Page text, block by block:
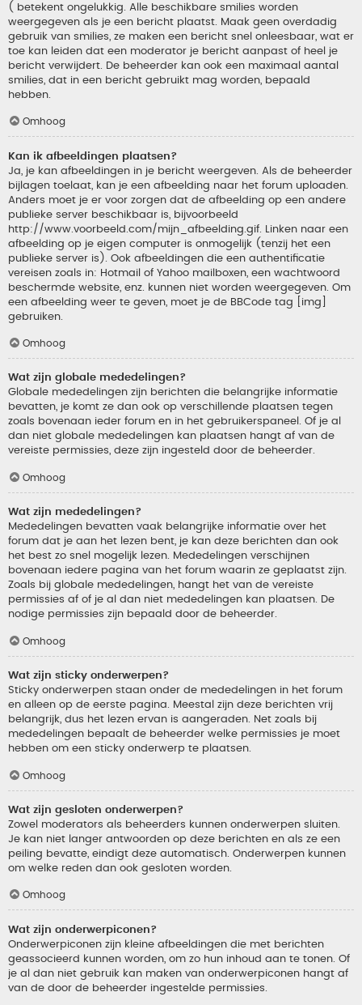
( betekent ongelukkig. Alle beschikbare smilies worden
weergegeven als je een bericht plaatst. Maak geen overdadig
gebruik van smilies, ze maken een bericht snel onleesbaar, wat er
toe kan leiden dat een moderator je bericht aanpast of heel je
bericht verwijdert. De beheerder kan ook een maximaal aantal
smilies, dat in een bericht gebruikt mag worden, bepaald
hebben.
Omhoog
Kan ik afbeeldingen plaatsen?
Ja, je kan afbeeldingen in je bericht weergeven. Als de beheerder
bijlagen toelaat, kan je een afbeelding naar het forum uploaden.
Anders moet je er voor zorgen dat de afbeelding op een andere
publieke server beschikbaar is, bijvoorbeeld
http://www.voorbeeld.com/mijn_afbeelding.gif. Linken naar een
afbeelding op je eigen computer is onmogelijk (tenzij het een
publieke server is). Ook afbeeldingen die een authentificatie
vereisen zoals in: Hotmail of Yahoo mailboxen, een wachtwoord
beschermde website, enz. kunnen niet worden weergegeven. Om
een afbeelding weer te geven, moet je de BBCode tag [img]
gebruiken.
Omhoog
Wat zijn globale mededelingen?
Globale mededelingen zijn berichten die belangrijke informatie
bevatten, je komt ze dan ook op verschillende plaatsen tegen
zoals bovenaan ieder forum en in het gebruikerspaneel. Of je al
dan niet globale mededelingen kan plaatsen hangt af van de
vereiste permissies, deze zijn ingesteld door de beheerder.
Omhoog
Wat zijn mededelingen?
Mededelingen bevatten vaak belangrijke informatie over het
forum dat je aan het lezen bent, je kan deze berichten dan ook
het best zo snel mogelijk lezen. Mededelingen verschijnen
bovenaan iedere pagina van het forum waarin ze geplaatst zijn.
Zoals bij globale mededelingen, hangt het van de vereiste
permissies af of je al dan niet mededelingen kan plaatsen. De
nodige permissies zijn bepaald door de beheerder.
Omhoog
Wat zijn sticky onderwerpen?
Sticky onderwerpen staan onder de mededelingen in het forum
en alleen op de eerste pagina. Meestal zijn deze berichten vrij
belangrijk, dus het lezen ervan is aangeraden. Net zoals bij
mededelingen bepaalt de beheerder welke permissies je moet
hebben om een sticky onderwerp te plaatsen.
Omhoog
Wat zijn gesloten onderwerpen?
Zowel moderators als beheerders kunnen onderwerpen sluiten.
Je kan niet langer antwoorden op deze berichten en als ze een
peiling bevatte, eindigt deze automatisch. Onderwerpen kunnen
om welke reden dan ook gesloten worden.
Omhoog
Wat zijn onderwerpiconen?
Onderwerpiconen zijn kleine afbeeldingen die met berichten
geassocieerd kunnen worden, om zo hun inhoud aan te tonen. Of
je al dan niet gebruik kan maken van onderwerpiconen hangt af
van de door de beheerder ingestelde permissies.